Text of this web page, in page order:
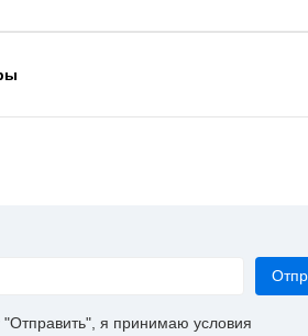
я принимаю условия